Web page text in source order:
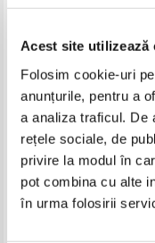
Acest site utilizează
Folosim cookie-uri
anunțurile, pentru a
a analiza traficul. De
rețele sociale, de
privire la modul în
pot combina cu alte
în urma folosirii
Mark Aldanov - Cheia
16,00Lei 8,00 Lei
Adaugă în coș